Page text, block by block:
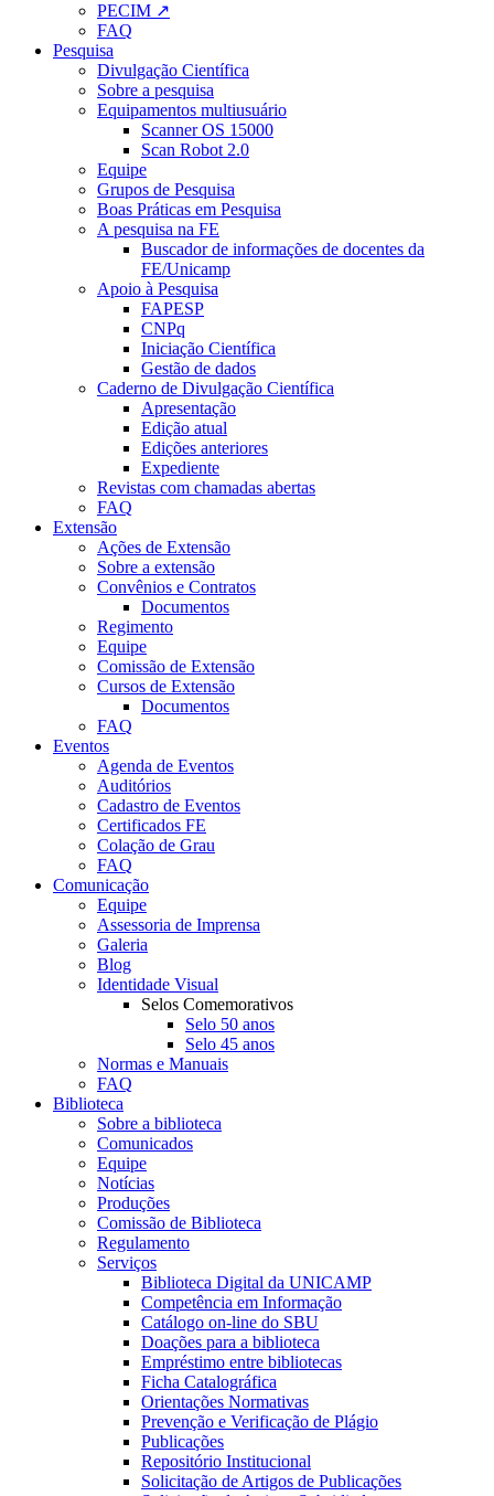
PECIM ↗
FAQ
Pesquisa
Divulgação Científica
Sobre a pesquisa
Equipamentos multiusuário
Scanner OS 15000
Scan Robot 2.0
Equipe
Grupos de Pesquisa
Boas Práticas em Pesquisa
A pesquisa na FE
Buscador de informações de docentes da
FE/Unicamp
Apoio à Pesquisa
FAPESP
CNPq
Iniciação Científica
Gestão de dados
Caderno de Divulgação Científica
Apresentação
Edição atual
Edições anteriores
Expediente
Revistas com chamadas abertas
FAQ
Extensão
Ações de Extensão
Sobre a extensão
Convênios e Contratos
Documentos
Regimento
Equipe
Comissão de Extensão
Cursos de Extensão
Documentos
FAQ
Eventos
Agenda de Eventos
Auditórios
Cadastro de Eventos
Certificados FE
Colação de Grau
FAQ
Comunicação
Equipe
Assessoria de Imprensa
Galeria
Blog
Identidade Visual
Selos Comemorativos
Selo 50 anos
Selo 45 anos
Normas e Manuais
FAQ
Biblioteca
Sobre a biblioteca
Comunicados
Equipe
Notícias
Produções
Comissão de Biblioteca
Regulamento
Serviços
Biblioteca Digital da UNICAMP
Competência em Informação
Catálogo on-line do SBU
Doações para a biblioteca
Empréstimo entre bibliotecas
Ficha Catalográfica
Orientações Normativas
Prevenção e Verificação de Plágio
Publicações
Repositório Institucional
Solicitação de Artigos de Publicações